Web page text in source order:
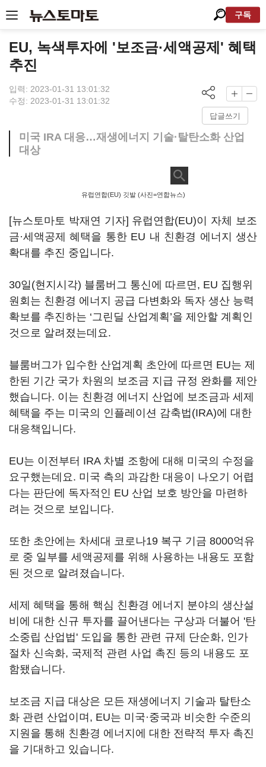
구독
EU, 녹색투자에 '보조금·세액공제' 혜택
추진
입력: 2023-01-31 13:01:32
수정: 2023-01-31 13:01:32
답글쓰기
미국 IRA 대응…재생에너지 기술·탈탄소화 산업
대상
유럽연합(EU) 깃발 (사진=연합뉴스)
[뉴스토마토 박재연 기자] 유럽연합(EU)이 자체 보조
금·세액공제 혜택을 통한 EU 내 친환경 에너지 생산
확대를 추진 중입니다.
30일(현지시각) 블룸버그 통신에 따르면, EU 집행위
원회는 친환경 에너지 공급 다변화와 독자 생산 능력
확보를 추진하는 ‘그린딜 산업계획’을 제안할 계획인
것으로 알려졌는데요.
블룸버그가 입수한 산업계획 초안에 따르면 EU는 제
한된 기간 국가 차원의 보조금 지급 규정 완화를 제안
했습니다. 이는 친환경 에너지 산업에 보조금과 세제
혜택을 주는 미국의 인플레이션 감축법(IRA)에 대한
대응책입니다.
EU는 이전부터 IRA 차별 조항에 대해 미국의 수정을
요구했는데요. 미국 측의 과감한 대응이 나오기 어렵
다는 판단에 독자적인 EU 산업 보호 방안을 마련하
려는 것으로 보입니다.
또한 초안에는 차세대 코로나19 복구 기금 8000억유
로 중 일부를 세액공제를 위해 사용하는 내용도 포함
된 것으로 알려졌습니다.
세제 혜택을 통해 핵심 친환경 에너지 분야의 생산설
비에 대한 신규 투자를 끌어낸다는 구상과 더불어 '탄
소중립 산업법' 도입을 통한 관련 규제 단순화, 인가
절차 신속화, 국제적 관련 사업 촉진 등의 내용도 포
함됐습니다.
보조금 지급 대상은 모든 재생에너지 기술과 탈탄소
화 관련 산업이며, EU는 미국·중국과 비슷한 수준의
지원을 통해 친환경 에너지에 대한 전략적 투자 촉진
을 기대하고 있습니다.